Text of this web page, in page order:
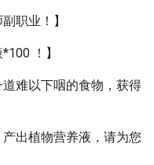
职业！】
！】
道难以下咽的食物，获得
产出植物营养液，请为您